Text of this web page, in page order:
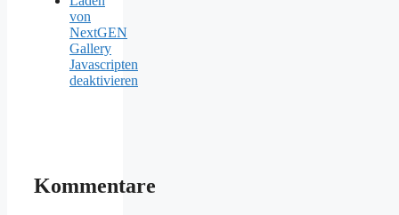
von
NextGEN
Gallery
Javascripten
deaktivieren
Kommentare